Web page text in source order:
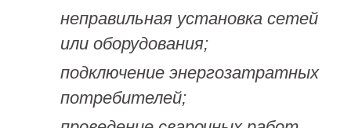
неправильная установка сетей
или оборудования;
подключение энергозатратных
потребителей;